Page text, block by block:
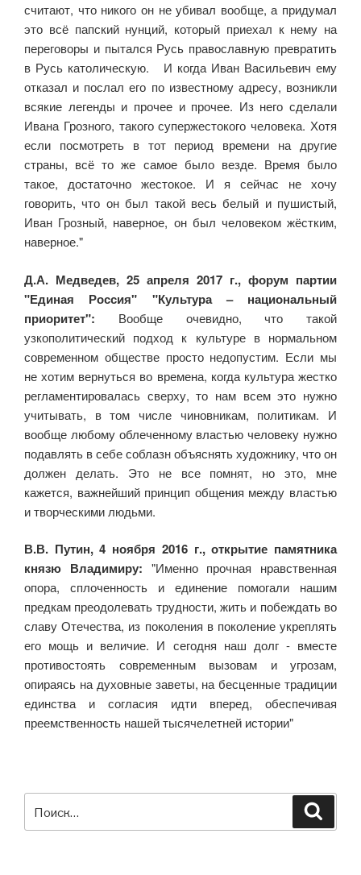
считают, что никого он не убивал вообще, а придумал
это всё папский нунций, который приехал к нему на
переговоры и пытался Русь православную превратить
в Русь католическую. И когда Иван Васильевич ему
отказал и послал его по известному адресу, возникли
всякие легенды и прочее и прочее. Из него сделали
Ивана Грозного, такого супержестокого человека. Хотя
если посмотреть в тот период времени на другие
страны, всё то же самое было везде. Время было
такое, достаточно жестокое. И я сейчас не хочу
говорить, что он был такой весь белый и пушистый,
Иван Грозный, наверное, он был человеком жёстким,
наверное."
Д.А. Медведев, 25 апреля 2017 г., форум партии
"Единая Россия" "Культура – национальный
приоритет": Вообще очевидно, что такой
узкополитический подход к культуре в нормальном
современном обществе просто недопустим. Если мы
не хотим вернуться во времена, когда культура жестко
регламентировалась сверху, то нам всем это нужно
учитывать, в том числе чиновникам, политикам. И
вообще любому облеченному властью человеку нужно
подавлять в себе соблазн объяснять художнику, что он
должен делать. Это не все помнят, но это, мне
кажется, важнейший принцип общения между властью
и творческими людьми.
В.В. Путин, 4 ноября 2016 г., открытие памятника
князю Владимиру: "Именно прочная нравственная
опора, сплоченность и единение помогали нашим
предкам преодолевать трудности, жить и побеждать во
славу Отечества, из поколения в поколение укреплять
его мощь и величие. И сегодня наш долг - вместе
противостоять современным вызовам и угрозам,
опираясь на духовные заветы, на бесценные традиции
единства и согласия идти вперед, обеспечивая
преемственность нашей тысячелетней истории"